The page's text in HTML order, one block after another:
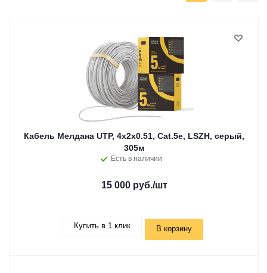
Кабель Мелдана UTP, 4х2х0.51, Cat.5e, LSZH, серый,
305м
Есть в наличии
15 000 руб./шт
Купить в 1 клик В корзину